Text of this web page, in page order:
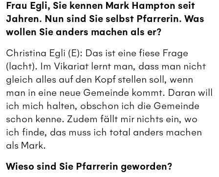
Frau Egli, Sie kennen Mark Hampton seit
Jahren. Nun sind Sie selbst Pfarrerin. Was
wollen Sie anders machen als er?
Christina Egli (E): Das ist eine fiese Frage
(lacht). Im Vikariat lernt man, dass man nicht
gleich alles auf den Kopf stellen soll, wenn
man in eine neue Gemeinde kommt. Daran will
ich mich halten, obschon ich die Gemeinde
schon kenne. Zudem fällt mir nichts ein, wo
ich finde, das muss ich total anders machen
als Mark.
Wieso sind Sie Pfarrerin geworden?